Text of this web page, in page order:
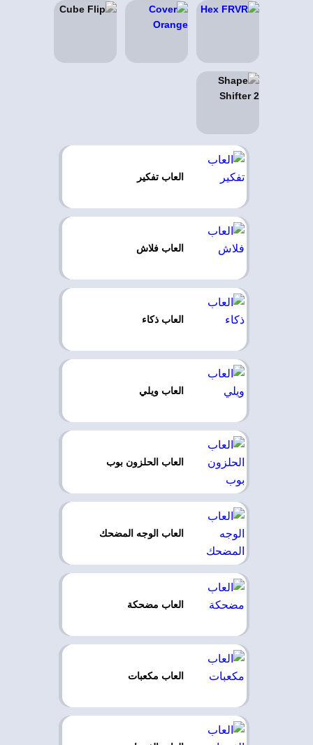
العاب تفكير
العاب فلاش
العاب ذكاء
العاب ويلي
العاب الحلزون بوب
العاب الوجه المضحك
العاب مضحكة
العاب مكعبات